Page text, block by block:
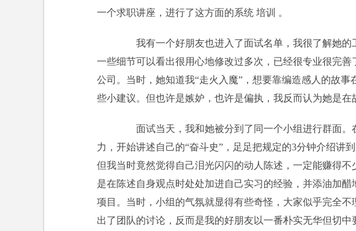
一个求职讲座，进行了这方面的系统 培训 。
我有一个好朋友也进入了面试名单，我很了解她的
一些细节可以看出很用心地修改过多次，已经很专业很完
公司。当时，她知道我“走火入魔”，想要靠编造感人的故
些小建议。但也许是嫉妒，也许是偏执，我反而认为她是在
面试当天，我和她被分到了同一个小组进行群面。
力，开始讲述自己的“奋斗史”，足足把规定的3分钟介绍讲
但我当时竟然觉得自己泪光闪闪的动人陈述，一定能赚得
是在陈述自身观点时处处加进自己实习的经验，并添油加
项目。当时，小组的气氛就显得有些奇怪，大家似乎完全
出了团队的讨论，反而是我的好朋友以一番朴实无华但切中